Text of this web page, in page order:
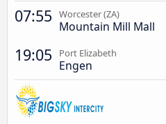
07:55 Worcester (ZA)
Mountain Mill Mall
19:05 Port Elizabeth
Engen